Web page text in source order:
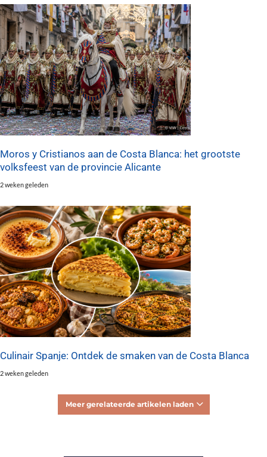
Moros y Cristianos aan de Costa Blanca: het grootste
volksfeest van de provincie Alicante
2 weken geleden
Culinair Spanje: Ontdek de smaken van de Costa Blanca
2 weken geleden
Meer gerelateerde artikelen laden